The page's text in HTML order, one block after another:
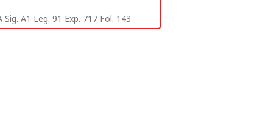
Sig. A1 Leg. 91 Exp. 717 Fol. 143